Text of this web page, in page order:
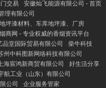
交易
安徽灿飞能源有限公司 - 首页
理有限公司
坪漆材料、车库地坪漆、厂房
烟商网 - 专业权威的香烟资讯平台
品堂国际贸易有限公司
柴牛科技
州中科图新网络科技有限公司
海宸鸿新商贸有限公司
好生活分享
航工业（山东）有限公司
公司
企业服务管家